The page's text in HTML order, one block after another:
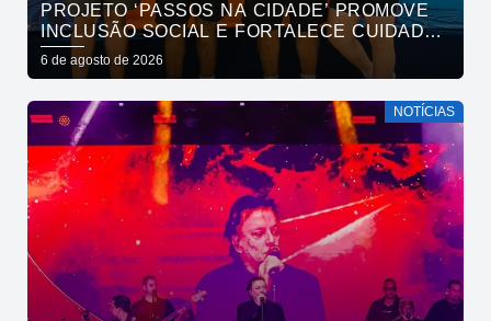
PROJETO ‘PASSOS NA CIDADE’ PROMOVE
INCLUSÃO SOCIAL E FORTALECE CUIDADO
EM SAÚDE MENTAL POR MEIO DA CORRIDA
6 de agosto de 2026
NOTÍCIAS